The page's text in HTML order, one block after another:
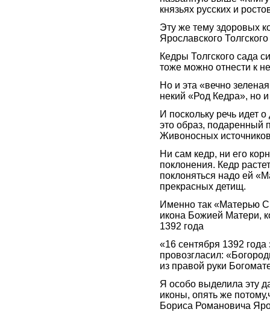
князьях русских и
Эту же тему здоровых
Ярославского
Кедры Толгского сада
тоже можно отнести к
Но и эта «вечно
некий «Род Кедра», но
И поскольку речь идет
это образ, подаренный
Живоносных
Ни сам кедр, ни его
поклонения. Кедр
поклоняться надо ей
прекрасных детищ.
Именно так «Матерью
икона Божией Матери,
1392 года
«16 сентября 1392
провозгласил:
из правой руки
Я особо выделила эту
иконы, опять же
Бориса Романовича